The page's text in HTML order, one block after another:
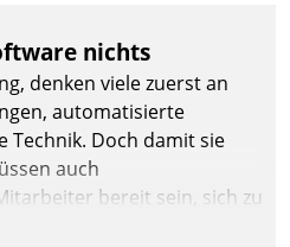
nichts
denken viele zuerst an
automatisierte
Technik. Doch damit sie
auch
bereit sein, sich zu
sonst werden sie an ihr